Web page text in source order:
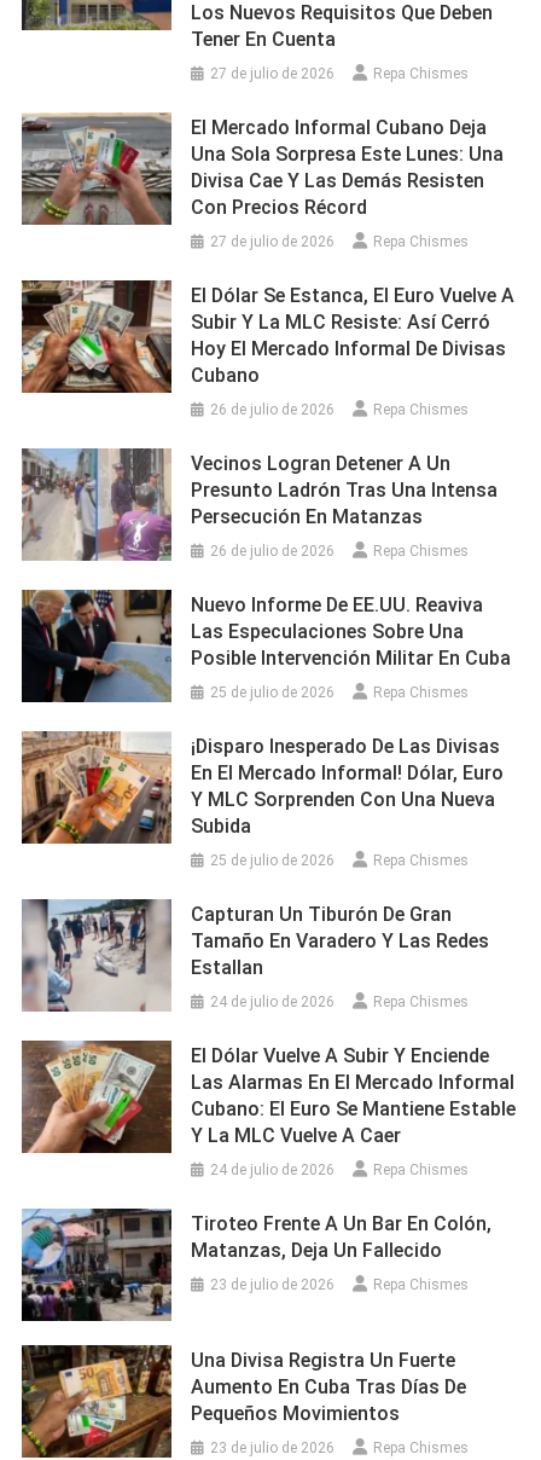
Los Nuevos Requisitos Que Deben
Tener En Cuenta
27 de julio de 2026 Repa Chismes
El Mercado Informal Cubano Deja
Una Sola Sorpresa Este Lunes: Una
Divisa Cae Y Las Demás Resisten
Con Precios Récord
27 de julio de 2026 Repa Chismes
El Dólar Se Estanca, El Euro Vuelve A
Subir Y La MLC Resiste: Así Cerró
Hoy El Mercado Informal De Divisas
Cubano
26 de julio de 2026 Repa Chismes
Vecinos Logran Detener A Un
Presunto Ladrón Tras Una Intensa
Persecución En Matanzas
26 de julio de 2026 Repa Chismes
Nuevo Informe De EE.UU. Reaviva
Las Especulaciones Sobre Una
Posible Intervención Militar En Cuba
25 de julio de 2026 Repa Chismes
¡Disparo Inesperado De Las Divisas
En El Mercado Informal! Dólar, Euro
Y MLC Sorprenden Con Una Nueva
Subida
25 de julio de 2026 Repa Chismes
Capturan Un Tiburón De Gran
Tamaño En Varadero Y Las Redes
Estallan
24 de julio de 2026 Repa Chismes
El Dólar Vuelve A Subir Y Enciende
Las Alarmas En El Mercado Informal
Cubano: El Euro Se Mantiene Estable
Y La MLC Vuelve A Caer
24 de julio de 2026 Repa Chismes
Tiroteo Frente A Un Bar En Colón,
Matanzas, Deja Un Fallecido
23 de julio de 2026 Repa Chismes
Una Divisa Registra Un Fuerte
Aumento En Cuba Tras Días De
Pequeños Movimientos
23 de julio de 2026 Repa Chismes